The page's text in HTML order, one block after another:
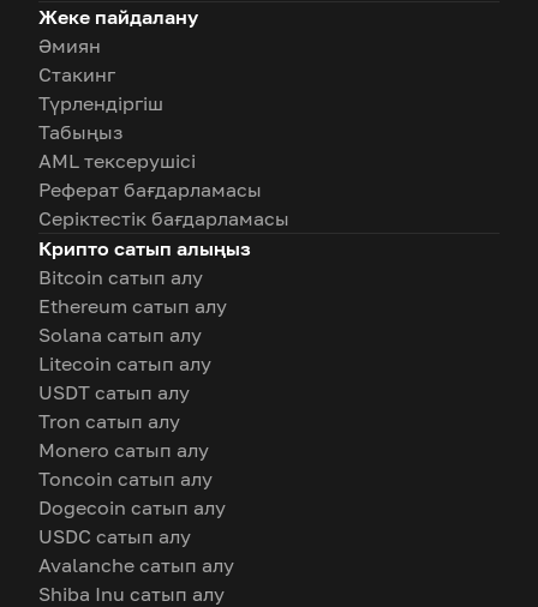
Жеке пайдалану
Әмиян
Стакинг
Түрлендіргіш
Табыңыз
AML тексерушісі
Реферат бағдарламасы
Серіктестік бағдарламасы
Крипто сатып алыңыз
Bitcoin сатып алу
Ethereum сатып алу
Solana сатып алу
Litecoin сатып алу
USDT сатып алу
Tron сатып алу
Monero сатып алу
Toncoin сатып алу
Dogecoin сатып алу
USDC сатып алу
Avalanche сатып алу
Shiba Inu сатып алу